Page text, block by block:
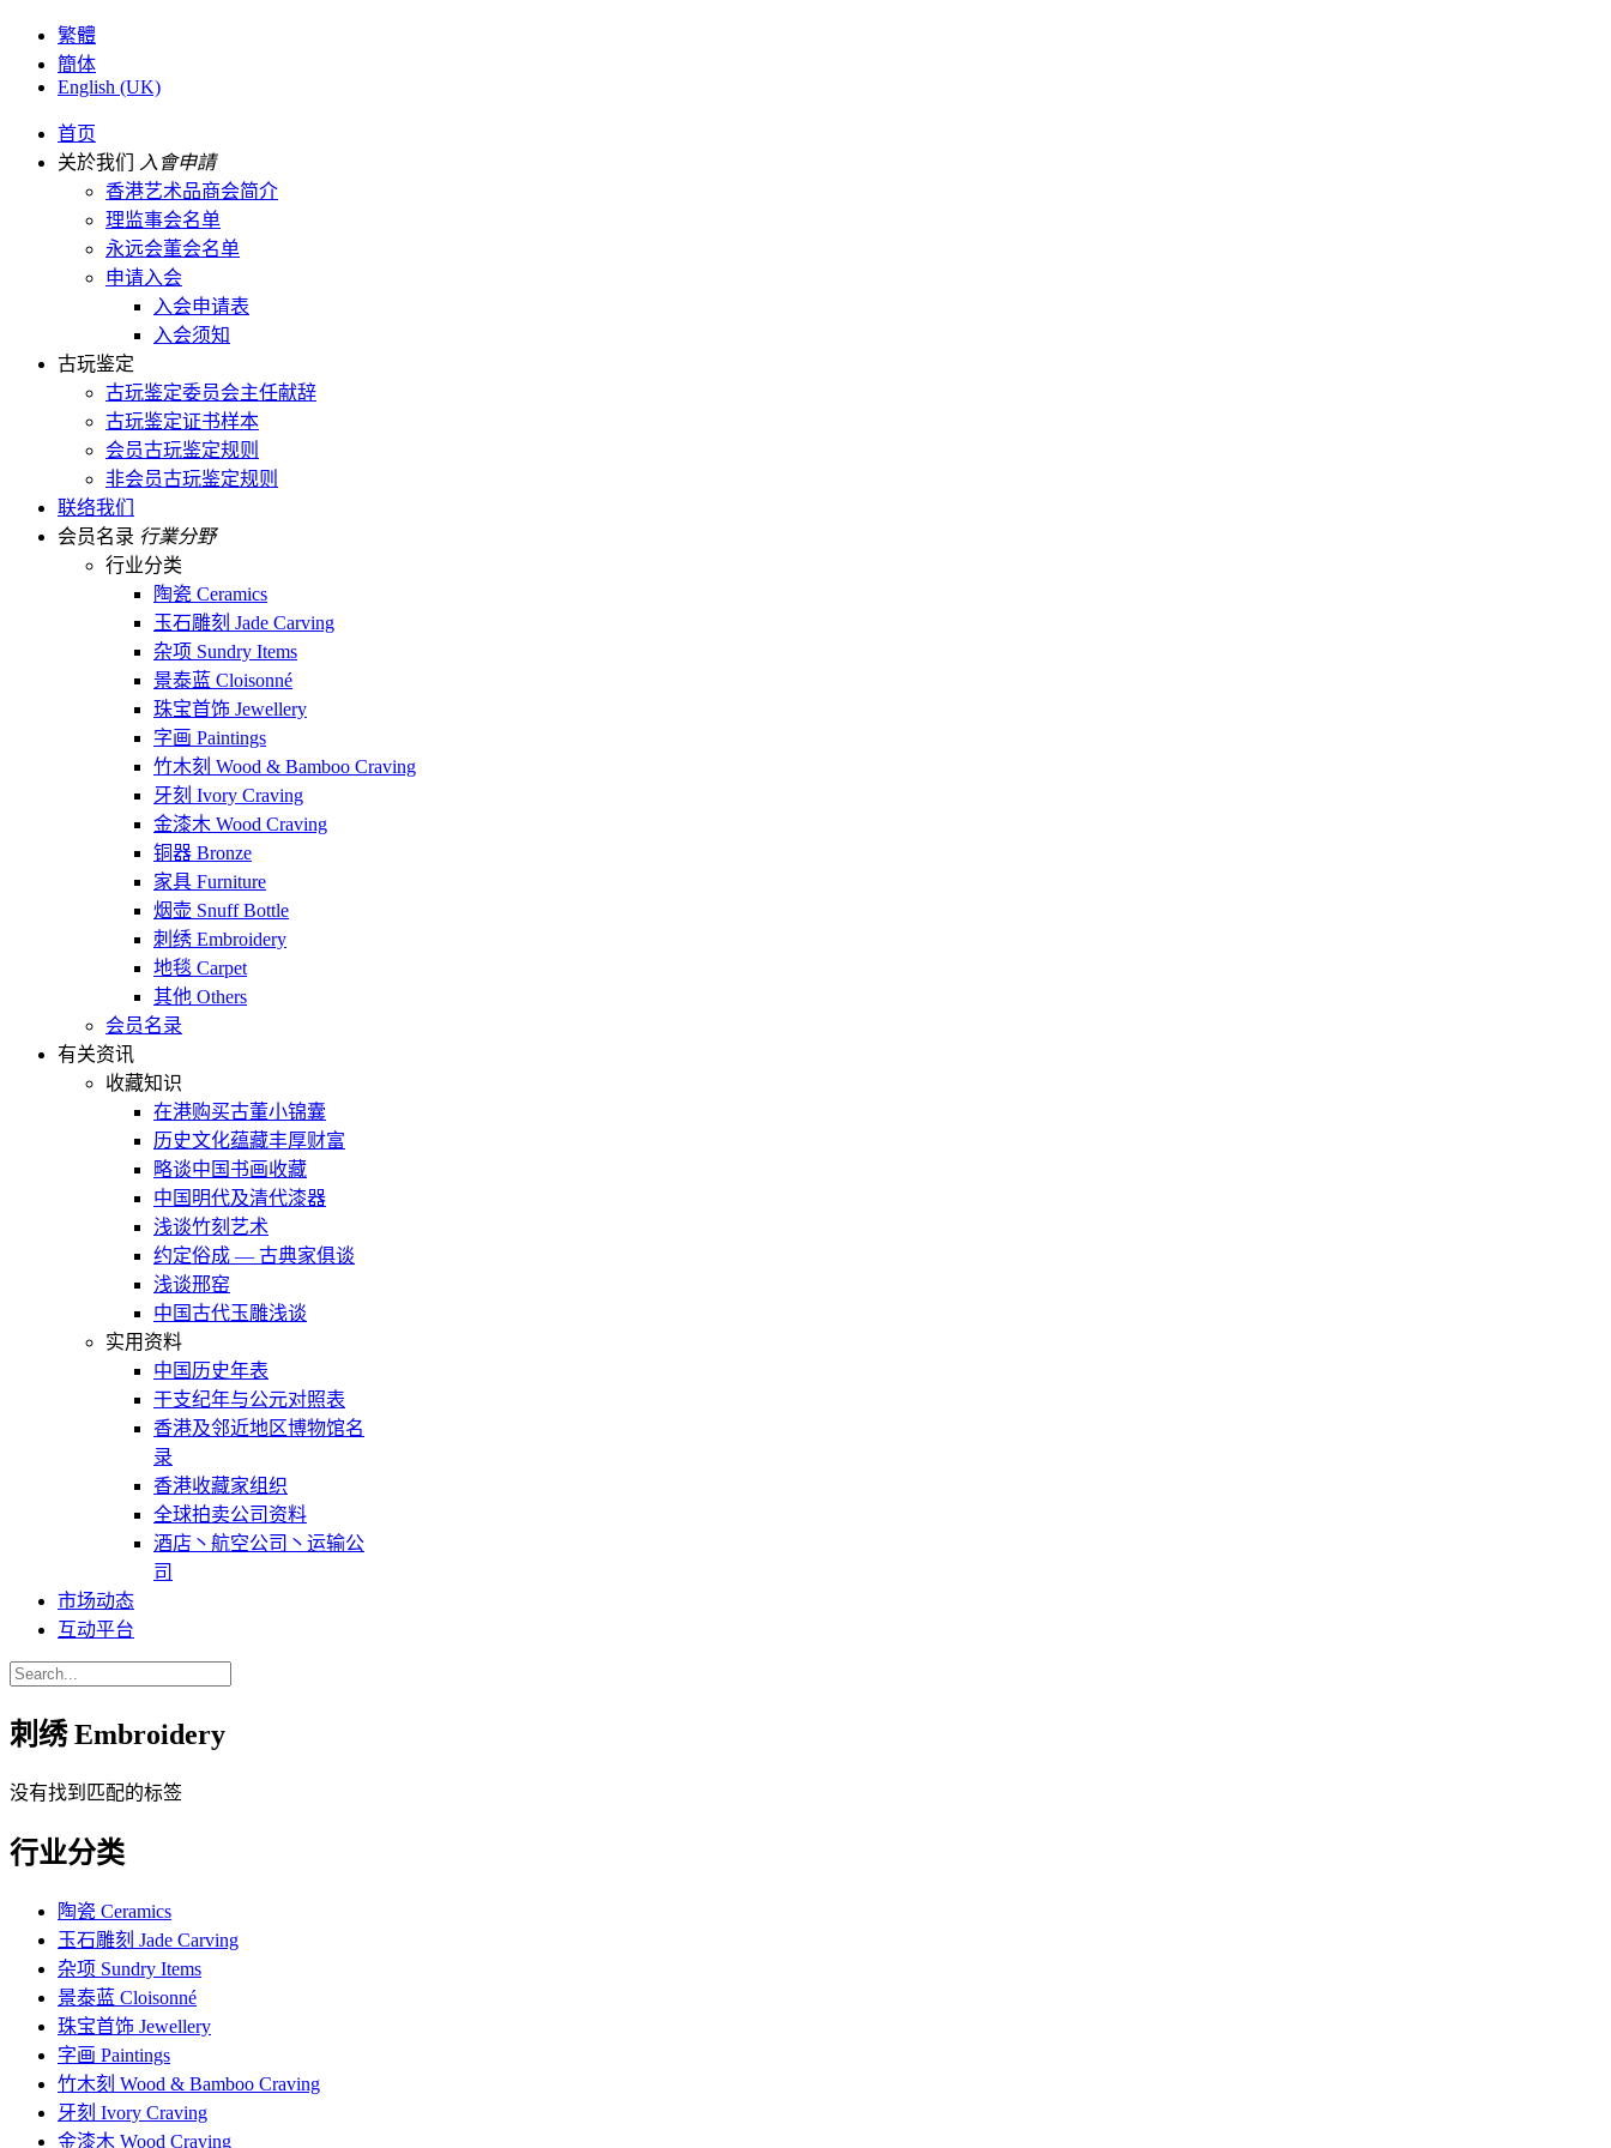
繁體
簡体
English (UK)
首页
关於我们
入會申請
香港艺术品商会简介
理监事会名单
永远会董会名单
申请入会
入会申请表
入会须知
古玩鉴定
古玩鉴定委员会主任献辞
古玩鉴定证书样本
会员古玩鉴定规则
非会员古玩鉴定规则
联络我们
会员名录 行業分野
行业分类
陶瓷 Ceramics
玉石雕刻 Jade Carving
杂项 Sundry Items
景泰蓝 Cloisonné
珠宝首饰 Jewellery
字画 Paintings
竹木刻 Wood & Bamboo Craving
牙刻 Ivory Craving
金漆木 Wood Craving
铜器 Bronze
家具 Furniture
烟壶 Snuff Bottle
刺绣 Embroidery
地毯 Carpet
其他 Others
会员名录
有关资讯
收藏知识
在港购买古董小锦囊
历史文化蕴藏丰厚财富
略谈中国书画收藏
中国明代及清代漆器
浅谈竹刻艺术
约定俗成 — 古典家俱谈
浅谈邢窑
中国古代玉雕浅谈
实用资料
中国历史年表
干支纪年与公元对照表
香港及邻近地区博物馆名
录
香港收藏家组织
全球拍卖公司资料
酒店丶航空公司丶运输公
司
市场动态
互动平台
刺绣 Embroidery
没有找到匹配的标签
行业分类
陶瓷 Ceramics
玉石雕刻 Jade Carving
杂项 Sundry Items
景泰蓝 Cloisonné
珠宝首饰 Jewellery
字画 Paintings
竹木刻 Wood & Bamboo Craving
牙刻 Ivory Craving
金漆木 Wood Craving